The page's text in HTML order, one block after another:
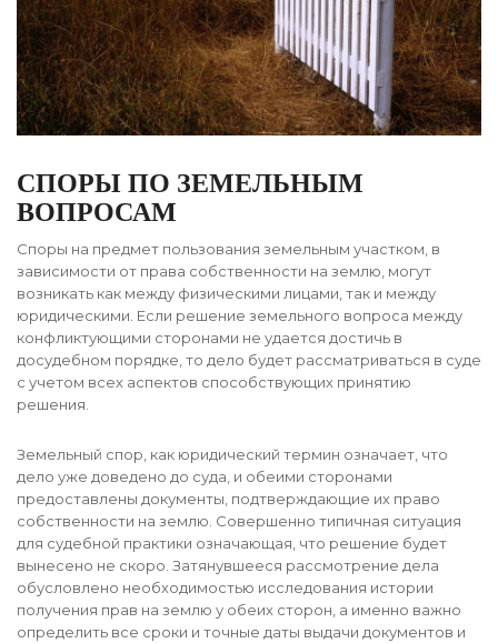
СПОРЫ ПО ЗЕМЕЛЬНЫМ
ВОПРОСАМ
Споры на предмет пользования земельным участком, в
зависимости от права собственности на землю, могут
возникать как между физическими лицами, так и между
юридическими. Если решение земельного вопроса между
конфликтующими сторонами не удается достичь в
досудебном порядке, то дело будет рассматриваться в суде
с учетом всех аспектов способствующих принятию
решения.
Земельный спор, как юридический термин означает, что
дело уже доведено до суда, и обеими сторонами
предоставлены документы, подтверждающие их право
собственности на землю. Совершенно типичная ситуация
для судебной практики означающая, что решение будет
вынесено не скоро. Затянувшееся рассмотрение дела
обусловлено необходимостью исследования истории
получения прав на землю у обеих сторон, а именно важно
определить все сроки и точные даты выдачи документов и